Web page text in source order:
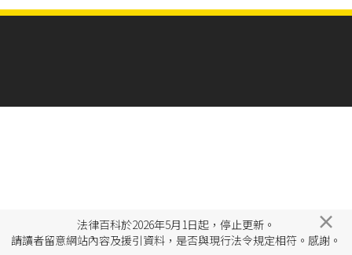
法律百科於2026年5月1日起，停止更新。
請讀者留意網站內容及援引資料，是否與現行法令規定相符。感謝。
×